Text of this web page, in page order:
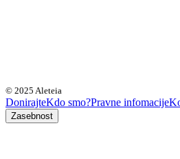
© 2025 Aleteia
DonirajteKdo smo?Pravne infomacije
Zasebnost